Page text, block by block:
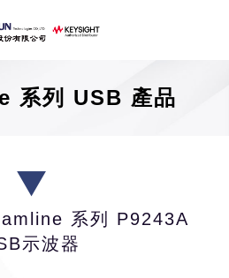
系列 USB 產品
系列 P9243A
示波器